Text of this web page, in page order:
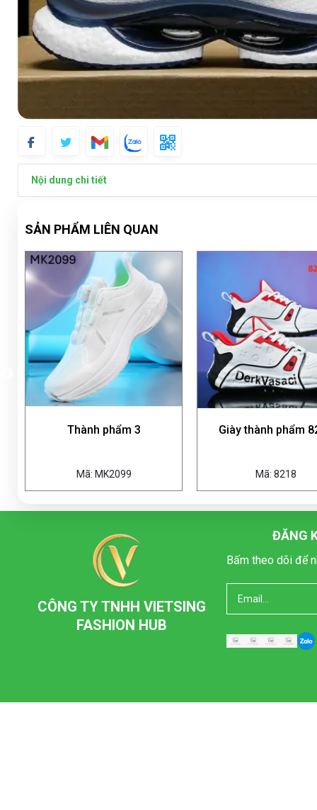
Nội dung chi tiết
SẢN PHẨM LIÊN QUAN
Giày thành phẩm 8218
CÔNG TY TNHH VIETSING
FASHION HUB
ĐĂNG
Bấm theo dõi để